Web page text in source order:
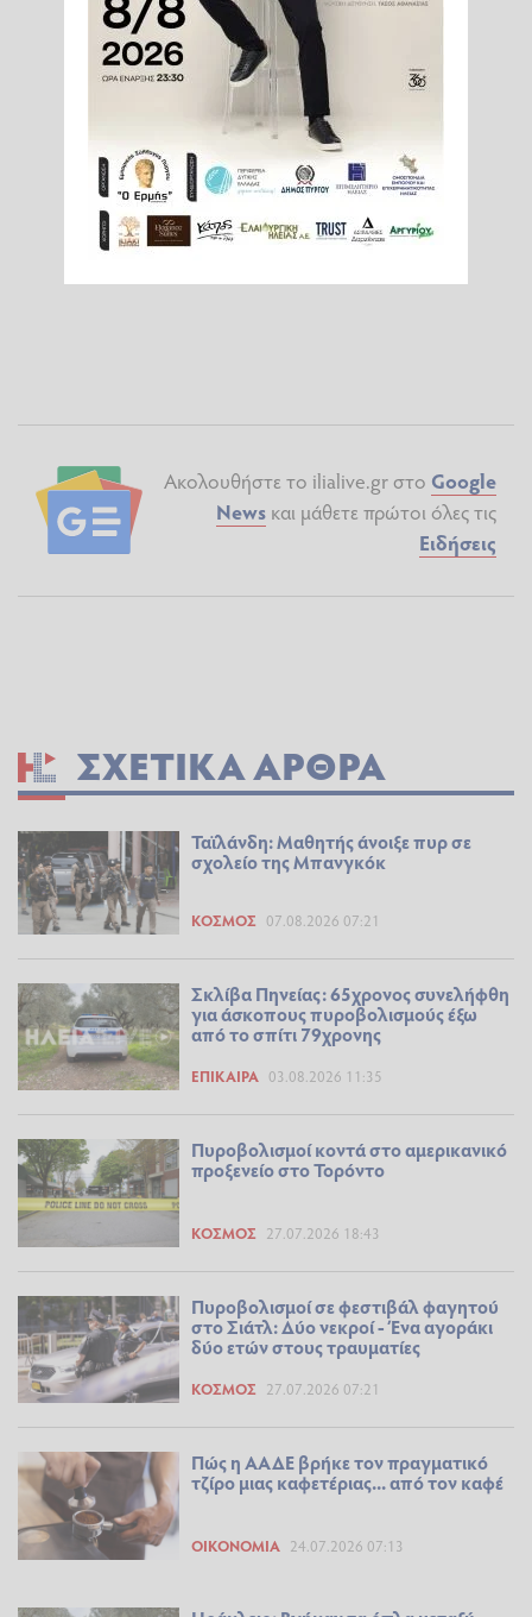
Ακολουθήστε το ilialive.gr στο Google
News και μάθετε πρώτοι όλες τις
Ειδήσεις
ΣΧΕΤΙΚΆ ΆΡΘΡΑ
Ταϊλάνδη: Μαθητής άνοιξε πυρ σε
σχολείο της Μπανγκόκ
ΚΌΣΜΟΣ 07.08.2026 07:21
Σκλίβα Πηνείας: 65χρονος συνελήφθη
για άσκοπους πυροβολισμούς έξω
από το σπίτι 79χρονης
ΕΠΊΚΑΙΡΑ 03.08.2026 11:35
Πυροβολισμοί κοντά στο αμερικανικό
προξενείο στο Τορόντο
ΚΌΣΜΟΣ 27.07.2026 18:43
Πυροβολισμοί σε φεστιβάλ φαγητού
στο Σιάτλ: Δύο νεκροί - Ένα αγοράκι
δύο ετών στους τραυματίες
ΚΌΣΜΟΣ 27.07.2026 07:21
Πώς η ΑΑΔΕ βρήκε τον πραγματικό
τζίρο μιας καφετέριας... από τον καφέ
ΟΙΚΟΝΟΜΊΑ 24.07.2026 07:13